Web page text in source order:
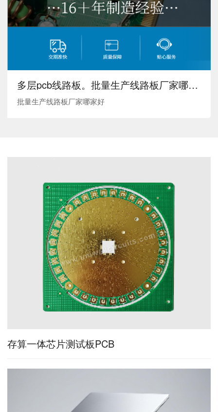
多层pcb线路板。批量生产线路板厂家哪家好？
批量生产线路板厂家哪家好
存算一体芯片测试板PCB